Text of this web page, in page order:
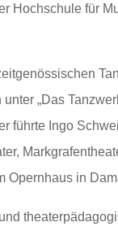
Hochschule für
„Das
führte Ingo
Opernhaus in